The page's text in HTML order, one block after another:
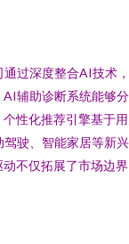
过深度整合AI技术
辅助诊断系统能够
性化推荐引擎基于
驶、智能家居等新
不仅拓展了市场边